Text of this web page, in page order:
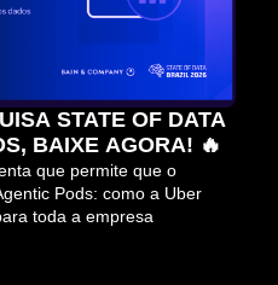
STATE OF DATA
BAIXE AGORA! 🔥
que permite que o
Pods: como a Uber
toda a empresa